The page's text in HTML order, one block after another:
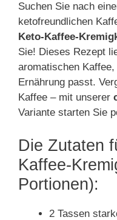
Suchen Sie nach
ketofreundlichen
Keto-Kaffee-
Sie! Dieses Rezept
aromatischen
Ernährung passt.
Kaffee – mit unserer
Variante starten Sie
Die Zutaten
Kaffee-
Portionen):
2 Tassen